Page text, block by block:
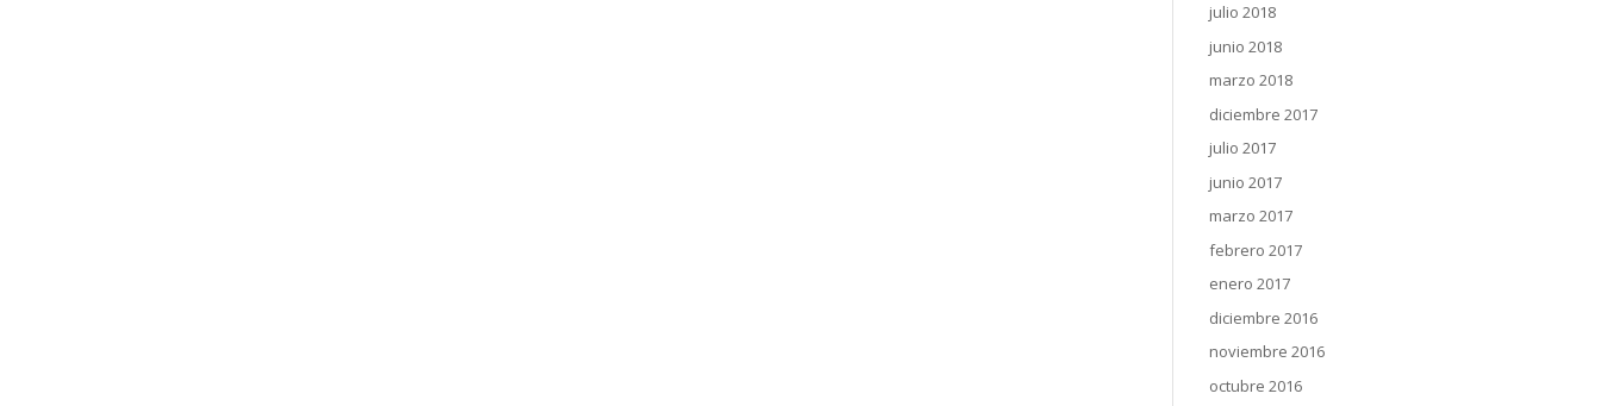
julio 2018
junio 2018
marzo 2018
diciembre 2017
julio 2017
junio 2017
marzo 2017
febrero 2017
enero 2017
diciembre 2016
noviembre 2016
octubre 2016